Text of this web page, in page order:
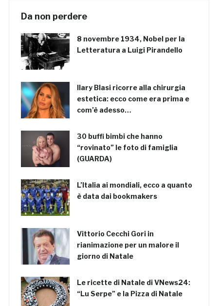
Da non perdere
8 novembre 1934, Nobel per la
Letteratura a Luigi Pirandello
Ilary Blasi ricorre alla chirurgia
estetica: ecco come era prima e
com’è adesso…
30 buffi bimbi che hanno
“rovinato” le foto di famiglia
(GUARDA)
L’Italia ai mondiali, ecco a quanto
è data dai bookmakers
Vittorio Cecchi Gori in
rianimazione per un malore il
giorno di Natale
Le ricette di Natale di VNews24:
“Lu Serpe” e la Pizza di Natale